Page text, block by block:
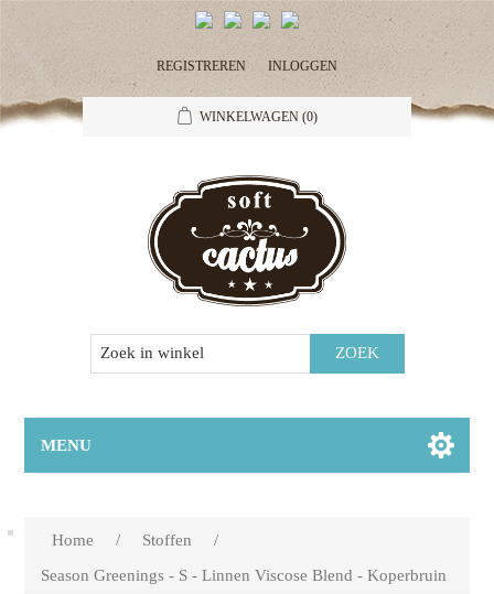
REGISTREREN INLOGGEN
WINKELWAGEN (0)
MENU
Home / Stoffen
/
Season Greenings - S - Linnen Viscose Blend - Koperbruin